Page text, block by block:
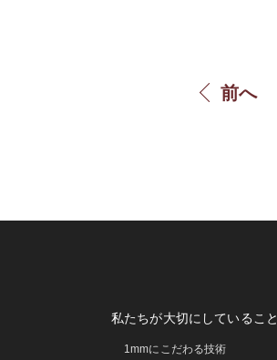
前へ
私たちが大切にしていること
1mmにこだわる技術